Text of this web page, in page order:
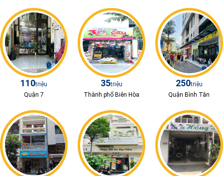
110triệu
Quận 7
35triệu
Thành phố Biên Hòa
250triệu
Quận Bình Tân